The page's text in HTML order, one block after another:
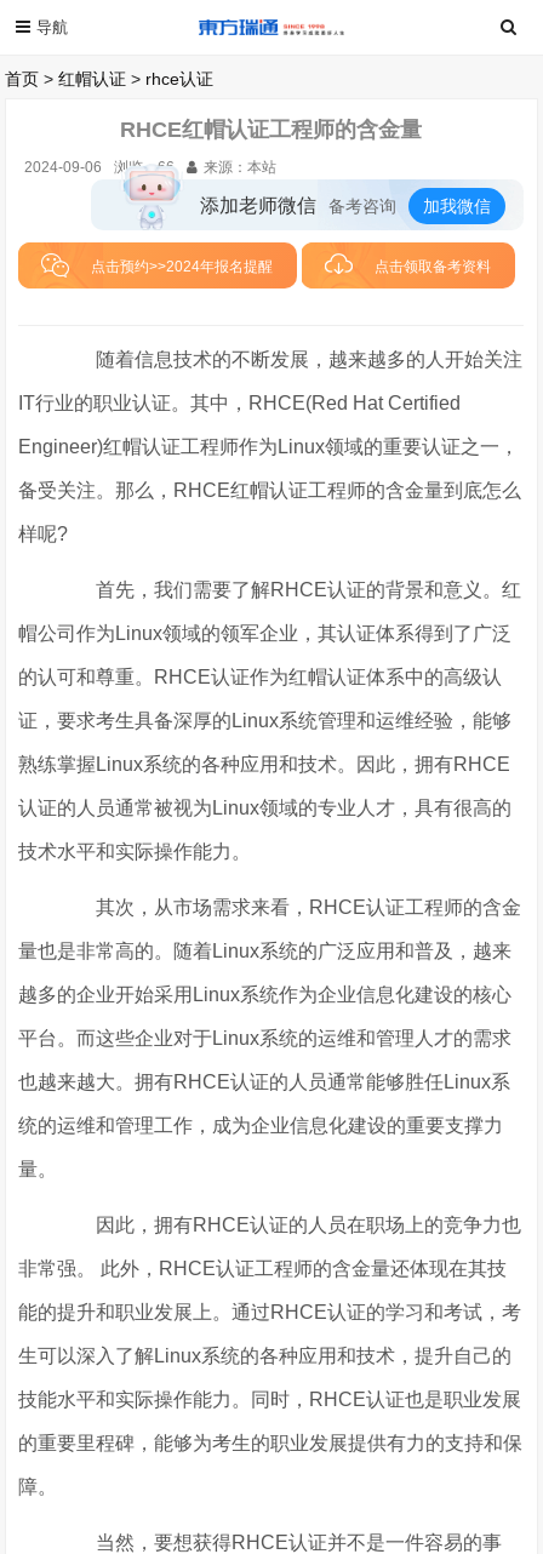
首页 >红帽认证 > rhce认证
RHCE红帽认证工程师的含金量
2024-09-06 浏览：66 来源：本站
添加老师微信 备考咨询 加我微信
点击预约>>2024年报名提醒 点击领取备考资料
随着信息技术的不断发展，越来越多的人开始关注
IT行业的职业认证。其中，RHCE(Red Hat Certified
Engineer)红帽认证工程师作为Linux领域的重要认证之一，
备受关注。那么，RHCE红帽认证工程师的含金量到底怎么
样呢?
首先，我们需要了解RHCE认证的背景和意义。红
帽公司作为Linux领域的领军企业，其认证体系得到了广泛
的认可和尊重。RHCE认证作为红帽认证体系中的高级认
证，要求考生具备深厚的Linux系统管理和运维经验，能够
熟练掌握Linux系统的各种应用和技术。因此，拥有RHCE
认证的人员通常被视为Linux领域的专业人才，具有很高的
技术水平和实际操作能力。
其次，从市场需求来看，RHCE认证工程师的含金
量也是非常高的。随着Linux系统的广泛应用和普及，越来
越多的企业开始采用Linux系统作为企业信息化建设的核心
平台。而这些企业对于Linux系统的运维和管理人才的需求
也越来越大。拥有RHCE认证的人员通常能够胜任Linux系
统的运维和管理工作，成为企业信息化建设的重要支撑力
量。
因此，拥有RHCE认证的人员在职场上的竞争力也
非常强。 此外，RHCE认证工程师的含金量还体现在其技
能的提升和职业发展上。通过RHCE认证的学习和考试，考
生可以深入了解Linux系统的各种应用和技术，提升自己的
技能水平和实际操作能力。同时，RHCE认证也是职业发展
的重要里程碑，能够为考生的职业发展提供有力的支持和保
障。
当然，要想获得RHCE认证并不是一件容易的事